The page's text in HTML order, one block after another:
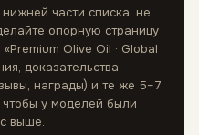
части списка, не
опорную страницу
Olive Oil · Global
доказательства
награды) и те же 5–7
у моделей были
выше.